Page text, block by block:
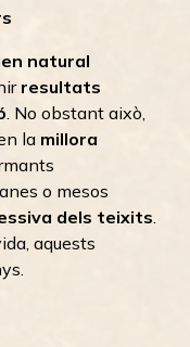
natural
resultats
. No obstant això,
la millora
o mesos
dels teixits
aquests